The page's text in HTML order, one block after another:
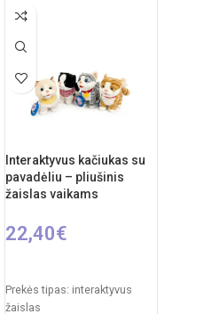
dizainas su dekoratyviniu
kaspinėliu suteikia
Interaktyvus kačiukas su
pavadėliu – pliušinis
žaislas vaikams
22,40€
Prekės tipas: interaktyvus
žaislas